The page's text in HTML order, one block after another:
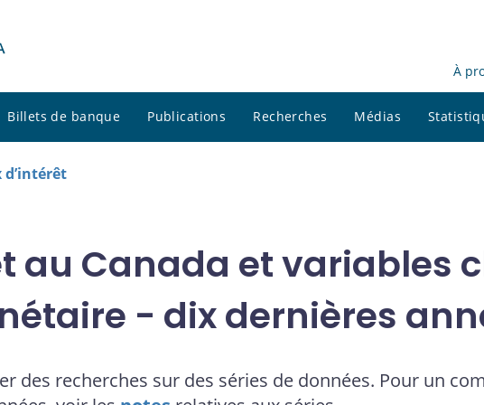
À
Billets de banque Publications Recherches Médias
d’intérêt
au Canada et variables
- dix dernières
des recherches sur des séries de données. Pour un